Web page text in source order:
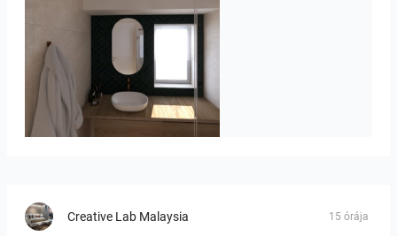
Badkamerhuis
Creative Lab Malaysia 15 órája